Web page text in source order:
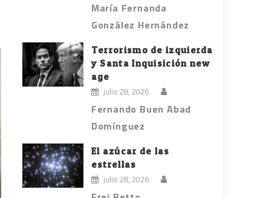
María Fernanda
González Hernández
Terrorismo de izquierda
y Santa Inquisición new
age
julio 28, 2026
Fernando Buen Abad
Domínguez
El azúcar de las
estrellas
julio 28, 2026